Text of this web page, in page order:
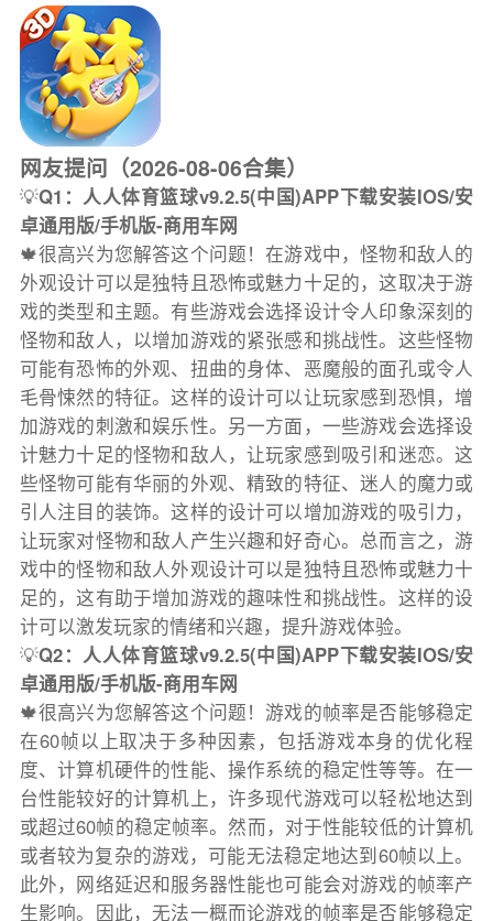
网友提问（2026-08-06合集）
💡Q1：人人体育篮球v9.2.5(中国)APP下载安装IOS/安
卓通用版/手机版-商用车网
🍁很高兴为您解答这个问题！在游戏中，怪物和敌人的
外观设计可以是独特且恐怖或魅力十足的，这取决于游
戏的类型和主题。有些游戏会选择设计令人印象深刻的
怪物和敌人，以增加游戏的紧张感和挑战性。这些怪物
可能有恐怖的外观、扭曲的身体、恶魔般的面孔或令人
毛骨悚然的特征。这样的设计可以让玩家感到恐惧，增
加游戏的刺激和娱乐性。另一方面，一些游戏会选择设
计魅力十足的怪物和敌人，让玩家感到吸引和迷恋。这
些怪物可能有华丽的外观、精致的特征、迷人的魔力或
引人注目的装饰。这样的设计可以增加游戏的吸引力，
让玩家对怪物和敌人产生兴趣和好奇心。总而言之，游
戏中的怪物和敌人外观设计可以是独特且恐怖或魅力十
足的，这有助于增加游戏的趣味性和挑战性。这样的设
计可以激发玩家的情绪和兴趣，提升游戏体验。
💡Q2：人人体育篮球v9.2.5(中国)APP下载安装IOS/安
卓通用版/手机版-商用车网
🍁很高兴为您解答这个问题！游戏的帧率是否能够稳定
在60帧以上取决于多种因素，包括游戏本身的优化程
度、计算机硬件的性能、操作系统的稳定性等等。在一
台性能较好的计算机上，许多现代游戏可以轻松地达到
或超过60帧的稳定帧率。然而，对于性能较低的计算机
或者较为复杂的游戏，可能无法稳定地达到60帧以上。
此外，网络延迟和服务器性能也可能会对游戏的帧率产
生影响。因此，无法一概而论游戏的帧率是否能够稳定